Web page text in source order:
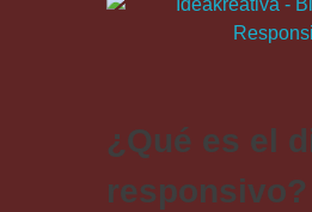
¿Qué es el
responsivo?